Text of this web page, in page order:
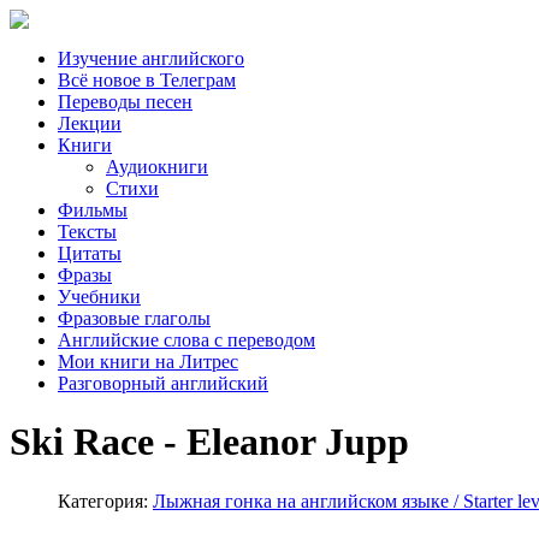
Изучение английского
Всё новое в Телеграм
Переводы песен
Лекции
Книги
Аудиокниги
Стихи
Фильмы
Тексты
Цитаты
Фразы
Учебники
Фразовые глаголы
Английские слова с переводом
Мои книги на Литрес
Разговорный английский
Ski Race - Eleanor Jupp
Категория: Лыжная гонка на английском языке / Starter